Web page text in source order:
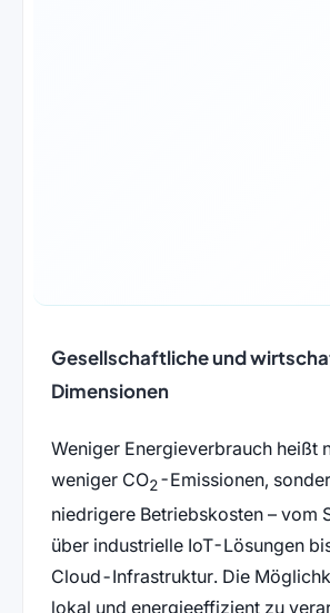
Gesellschaftliche und
Dimensionen
Weniger Energieverbrauch heißt
weniger CO2-Emissionen,
niedrigere Betriebskosten – vom
über industrielle IoT-Lösungen
Cloud-Infrastruktur. Die
lokal und energieeffizient zu